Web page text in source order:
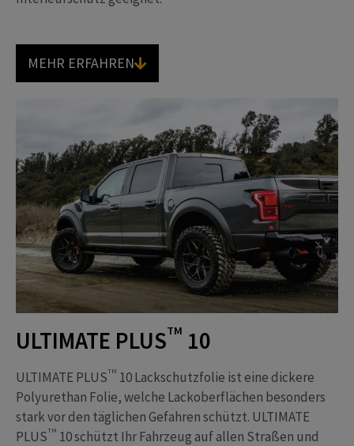
MEHR ERFAHREN
ULTIMATE PLUSTM 10
ULTIMATE PLUSTM 10 Lackschutzfolie ist eine dickere
Polyurethan Folie, welche Lackoberflächen besonders
stark vor den täglichen Gefahren schützt. ULTIMATE
PLUSTM 10 schützt Ihr Fahrzeug auf allen Straßen und